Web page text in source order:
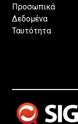
Προσωπικά
Δεδομένα
Ταυτότητα